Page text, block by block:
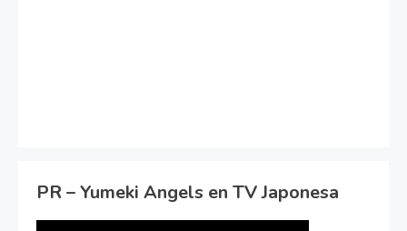
PR – Yumeki Angels en TV Japonesa